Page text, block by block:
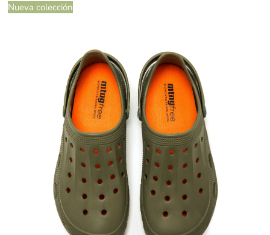
Nueva colección